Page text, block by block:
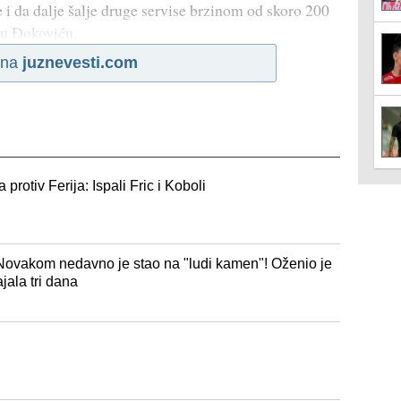
da dalje šalje druge servise brzinom od skoro 200
Đokoviću,
juznevesti.com
protiv Ferija: Ispali Fric i Koboli
nedavno je stao na "ludi kamen"! Oženio je
tri dana